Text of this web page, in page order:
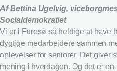
Af Bettina Ugelvig,
Socialdemokratiet
Vi er i Furesø så heldige at have
dygtige medarbejdere sammen
oplevelser for seniorer. Det giver
mening i hverdagen. Og det er